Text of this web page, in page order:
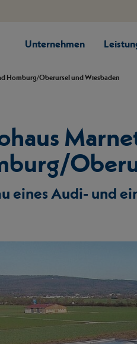
Unternehmen
Homburg/Oberursel und Wiesbaden
eines Audi- und